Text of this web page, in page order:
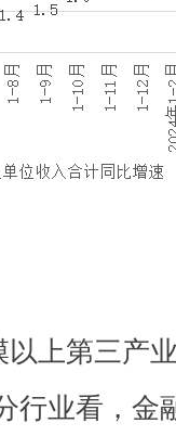
上第三产
行业看，金